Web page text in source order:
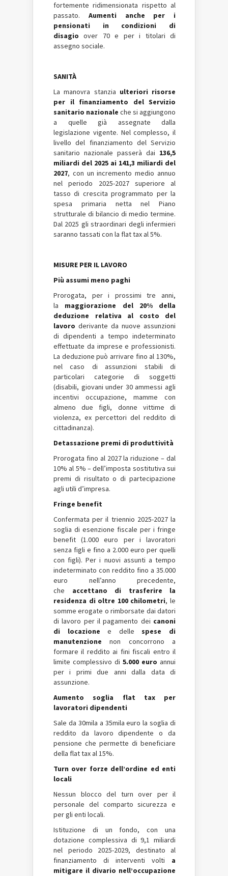
fortemente ridimensionata rispetto al
passato. Aumenti anche per i
pensionati in condizioni di
disagio over 70 e per i titolari di
assegno sociale.
SANITÀ
La manovra stanzia ulteriori risorse
per il finanziamento del Servizio
sanitario nazionale che si aggiungono
a quelle già assegnate dalla
legislazione vigente. Nel complesso, il
livello del finanziamento del Servizio
sanitario nazionale passerà dai 136,5
miliardi del 2025 ai 141,3 miliardi del
2027, con un incremento medio annuo
nel periodo 2025-2027 superiore al
tasso di crescita programmato per la
spesa primaria netta nel Piano
strutturale di bilancio di medio termine.
Dal 2025 gli straordinari degli infermieri
saranno tassati con la flat tax al 5%.
MISURE PER IL LAVORO
Più assumi meno paghi
Prorogata, per i prossimi tre anni,
la maggiorazione del 20% della
deduzione relativa al costo del
lavoro derivante da nuove assunzioni
di dipendenti a tempo indeterminato
effettuate da imprese e professionisti.
La deduzione può arrivare fino al 130%,
nel caso di assunzioni stabili di
particolari categorie di soggetti
(disabili, giovani under 30 ammessi agli
incentivi occupazione, mamme con
almeno due figli, donne vittime di
violenza, ex percettori del reddito di
cittadinanza).
Detassazione premi di produttività
Prorogata fino al 2027 la riduzione – dal
10% al 5% – dell’imposta sostitutiva sui
premi di risultato o di partecipazione
agli utili d’impresa.
Fringe benefit
Confermata per il triennio 2025-2027 la
soglia di esenzione fiscale per i fringe
benefit (1.000 euro per i lavoratori
senza figli e fino a 2.000 euro per quelli
con figli). Per i nuovi assunti a tempo
indeterminato con reddito fino a 35.000
euro nell’anno precedente,
che accettano di trasferire la
residenza di oltre 100 chilometri, le
somme erogate o rimborsate dai datori
di lavoro per il pagamento dei canoni
di locazione e delle spese di
manutenzione non concorrono a
formare il reddito ai fini fiscali entro il
limite complessivo di 5.000 euro annui
per i primi due anni dalla data di
assunzione.
Aumento soglia flat tax per
lavoratori dipendenti
Sale da 30mila a 35mila euro la soglia di
reddito da lavoro dipendente o da
pensione che permette di beneficiare
della flat tax al 15%.
Turn over forze dell’ordine ed enti
locali
Nessun blocco del turn over per il
personale del comparto sicurezza e
per gli enti locali.
Istituzione di un fondo, con una
dotazione complessiva di 9,1 miliardi
nel periodo 2025-2029, destinato al
finanziamento di interventi volti a
mitigare il divario nell’occupazione